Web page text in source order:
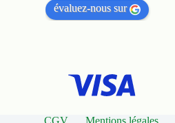
évaluez-nous sur
CGV Mentions légales